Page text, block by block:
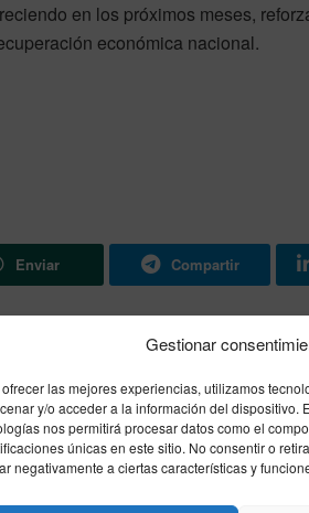
Gestionar
ofrecer las mejores experiencias, utilizamos
y/o acceder a la información del dispositivo.
nos permitirá procesar datos como el
únicas en este sitio. No consentir o
negativamente a ciertas características y
en los próximos meses,
económica nacional.
Enviar Compartir
Empate intenso entre El AD
B